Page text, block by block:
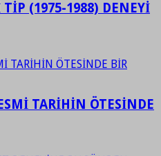
(1975-1988) DENEYİ
TARİHİN ÖTESİNDE